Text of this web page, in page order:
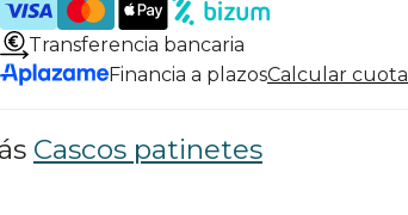
Transferencia bancaria
Financia a plazosCalcular cuota
Cascos patinetes